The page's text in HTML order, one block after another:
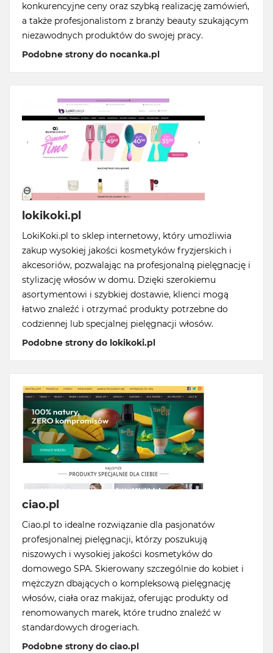
konkurencyjne ceny oraz szybką realizację zamówień,
a także profesjonalistom z branży beauty szukającym
niezawodnych produktów do swojej pracy.
Podobne strony do nocanka.pl
lokikoki.pl
LokiKoki.pl to sklep internetowy, który umożliwia
zakup wysokiej jakości kosmetyków fryzjerskich i
akcesoriów, pozwalając na profesjonalną pielęgnację i
stylizację włosów w domu. Dzięki szerokiemu
asortymentowi i szybkiej dostawie, klienci mogą
łatwo znaleźć i otrzymać produkty potrzebne do
codziennej lub specjalnej pielęgnacji włosów.
Podobne strony do lokikoki.pl
ciao.pl
Ciao.pl to idealne rozwiązanie dla pasjonatów
profesjonalnej pielęgnacji, którzy poszukują
niszowych i wysokiej jakości kosmetyków do
domowego SPA. Skierowany szczególnie do kobiet i
mężczyzn dbających o kompleksową pielęgnację
włosów, ciała oraz makijaż, oferując produkty od
renomowanych marek, które trudno znaleźć w
standardowych drogeriach.
Podobne strony do ciao.pl